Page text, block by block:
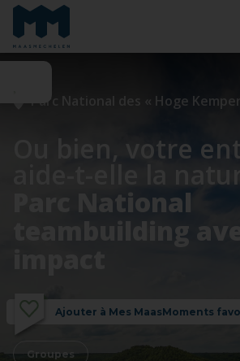
Parc National des « Hoge
Ou bien, votre
aide-t-elle la
Parc National
teambuilding avec
Ajouter à Mes MaasMoments
Groupes